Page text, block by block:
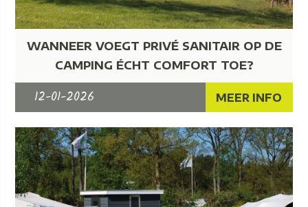
WANNEER VOEGT PRIVÉ SANITAIR OP DE
CAMPING ÉCHT COMFORT TOE?
12-01-2026 MEER INFO